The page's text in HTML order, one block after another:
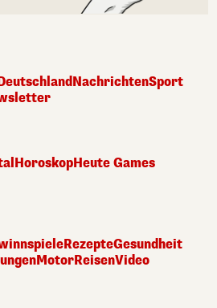
NachrichtenSport
HoroskopHeute Games
RezepteGesundheit
MotorReisenVideo